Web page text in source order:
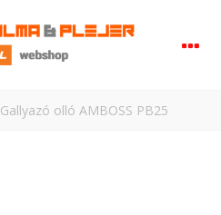
Gallyazó olló AMBOSS PB25